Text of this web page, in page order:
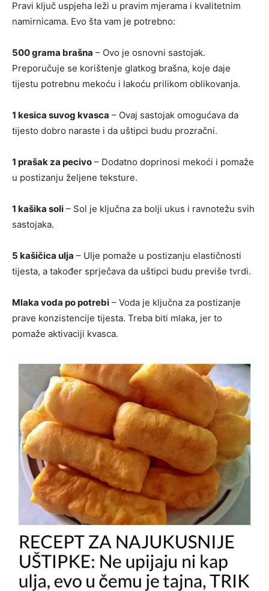
Pravi ključ uspjeha leži u pravim mjerama i kvalitetnim
namirnicama. Evo šta vam je potrebno:
500 grama brašna – Ovo je osnovni sastojak.
Preporučuje se korištenje glatkog brašna, koje daje
tijestu potrebnu mekoću i lakoću prilikom oblikovanja.
1 kesica suvog kvasca – Ovaj sastojak omogućava da
tijesto dobro naraste i da uštipci budu prozračni.
1 prašak za pecivo – Dodatno doprinosi mekoći i pomaže
u postizanju željene teksture.
1 kašika soli – Sol je ključna za bolji ukus i ravnotežu svih
sastojaka.
5 kašičica ulja – Ulje pomaže u postizanju elastičnosti
tijesta, a također sprječava da uštipci budu previše tvrdi.
Mlaka voda po potrebi – Voda je ključna za postizanje
prave konzistencije tijesta. Treba biti mlaka, jer to
pomaže aktivaciji kvasca.